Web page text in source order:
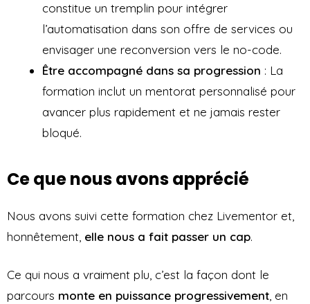
constitue un tremplin pour intégrer
l’automatisation dans son offre de services ou
envisager une reconversion vers le no-code.
Être accompagné dans sa progression : La
formation inclut un mentorat personnalisé pour
avancer plus rapidement et ne jamais rester
bloqué.
Ce que nous avons apprécié
Nous avons suivi cette formation chez Livementor et,
honnêtement, elle nous a fait passer un cap.
Ce qui nous a vraiment plu, c’est la façon dont le
parcours monte en puissance progressivement, en